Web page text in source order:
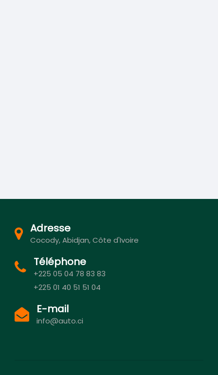
Adresse
Cocody, Abidjan, Côte d'Ivoire
Téléphone
+225 05 04 78 83 83
+225 01 40 51 51 04
E-mail
info@auto.ci